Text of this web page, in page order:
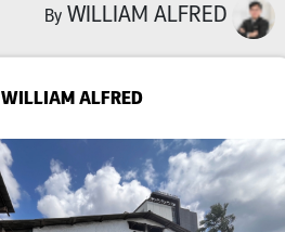
By WILLIAM ALFRED
WILLIAM ALFRED